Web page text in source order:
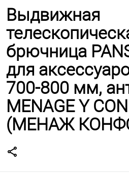
Выдвижная
брючница
для
700-800 мм,
MENAGE Y
(МЕНАЖ